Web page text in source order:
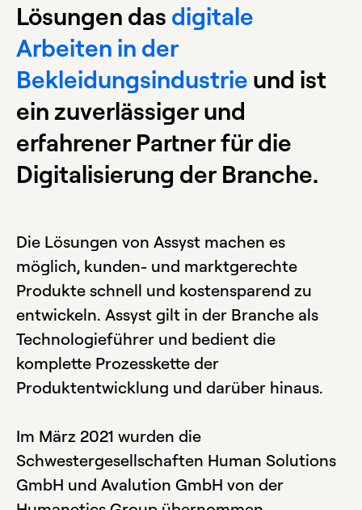
Lösungen das digitale
Arbeiten in der
Bekleidungsindustrie und ist
ein zuverlässiger und
erfahrener Partner für die
Digitalisierung der Branche.
Die Lösungen von Assyst machen es
möglich, kunden- und marktgerechte
Produkte schnell und kostensparend zu
entwickeln. Assyst gilt in der Branche als
Technologieführer und bedient die
komplette Prozesskette der
Produktentwicklung und darüber hinaus.
Im März 2021 wurden die
Schwestergesellschaften Human Solutions
GmbH und Avalution GmbH von der